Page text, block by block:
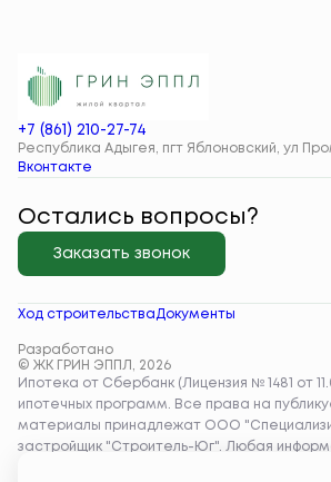
+7 (861) 210-27-74
Республика Адыгея, пгт Яблоновский, ул
Вконтакте
Ход строительстваДокументы
Разработано
© ЖК ГРИН ЭППЛ, 2026
Остались вопросы?
Заказать звонок